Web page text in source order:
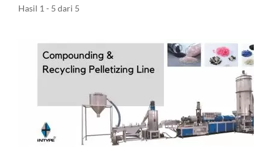
Hasil 1 - 5 dari 5